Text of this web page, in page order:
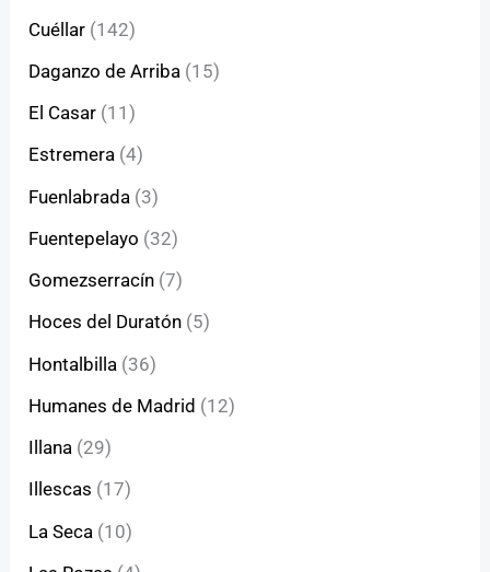
Cuéllar (142)
Daganzo de Arriba (15)
El Casar (11)
Estremera (4)
Fuenlabrada (3)
Fuentepelayo (32)
Gomezserracín (7)
Hoces del Duratón (5)
Hontalbilla (36)
Humanes de Madrid (12)
Illana (29)
Illescas (17)
La Seca (10)